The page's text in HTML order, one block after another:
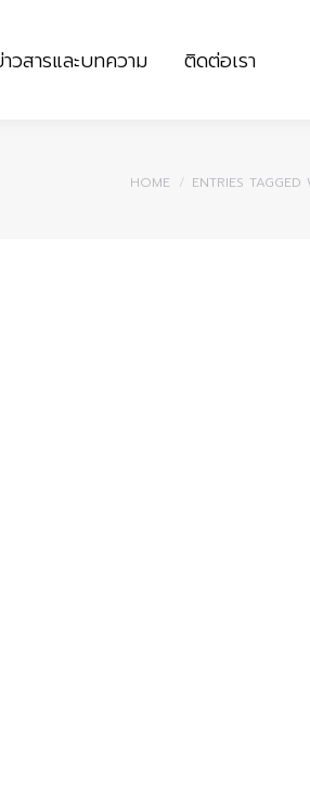
วสารและบทความ ติดต่อเรา
You are here:
HOME ENTRIES